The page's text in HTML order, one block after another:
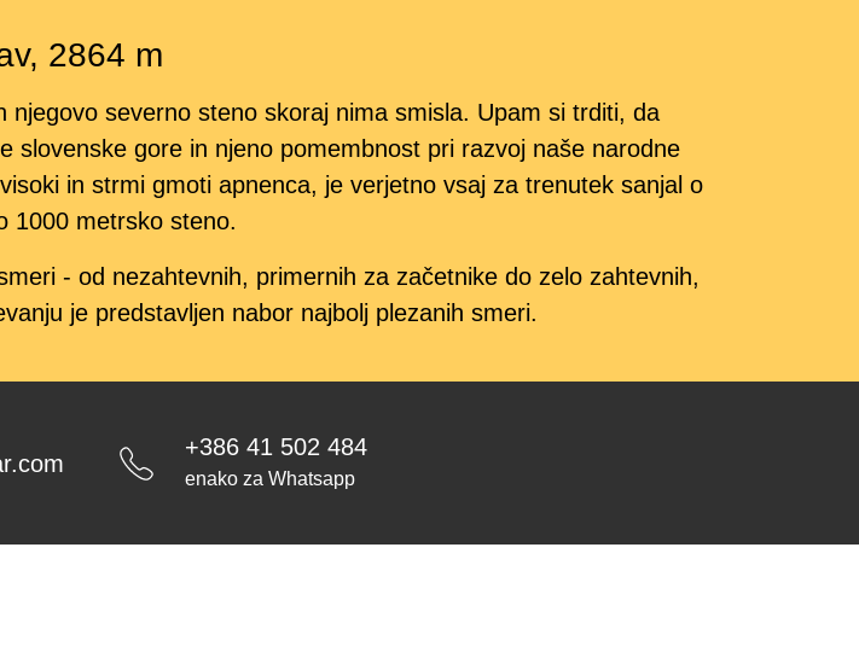
2864 m
severno steno skoraj nima smisla. Upam si trditi, da
slovenske gore in njeno pomembnost pri razvoj naše narodne
in strmi gmoti apnenca, je verjetno vsaj za trenutek sanjal o
1000 metrsko steno.
- od nezahtevnih, primernih za začetnike do zelo zahtevnih,
je predstavljen nabor najbolj plezanih smeri.
+386 41 502 484
enako za Whatsapp